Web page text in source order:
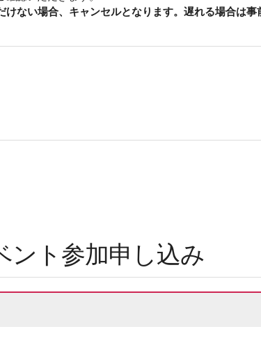
ない場合、キャンセルとなります。遅れる場合は事
ント参加申し込み